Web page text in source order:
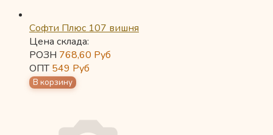
Софти Плюс 107 вишня
Цена склада:
РОЗН 768,60 Руб
ОПТ549 Руб